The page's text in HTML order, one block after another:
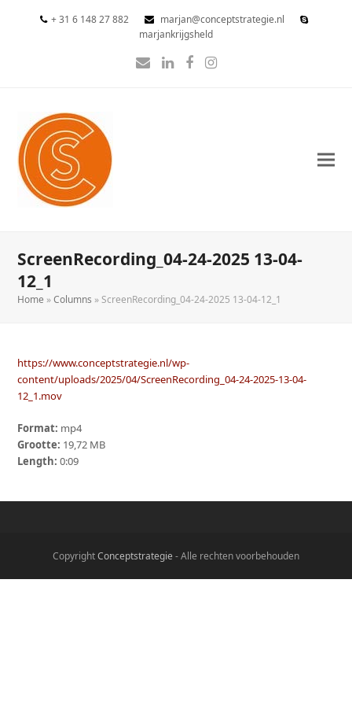
+ 31 6 148 27 882
marjan@conceptstrategie.nl
marjankrijgsheld
E- LinkedIn
Facebook
Instagram
ScreenRecording_04-24-2025 13-04-
12_1
Home »Columns »ScreenRecording_04-24-2025 13-04-12_1
https://www.conceptstrategie.nl/wp-
content/uploads/2025/04/ScreenRecording_04-24-2025-13-04-
12_1.mov
Format: mp4
Grootte: 19,72 MB
Length:0:09
CopyrightConceptstrategie - Alle rechten voorbehouden